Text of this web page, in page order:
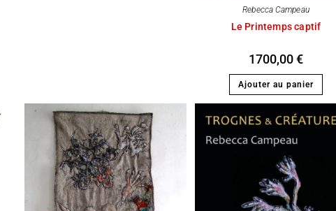
Rebecca Campeau
Le Printemps captif
1700,00€
Ajouter au panier